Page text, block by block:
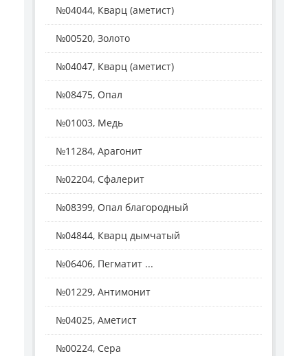
№04044, Кварц (аметист)
№00520, Золото
№04047, Кварц (аметист)
№08475, Опал
№01003, Медь
№11284, Арагонит
№02204, Сфалерит
№08399, Опал благородный
№04844, Кварц дымчатый
№06406, Пегматит ...
№01229, Антимонит
№04025, Аметист
№00224, Сера